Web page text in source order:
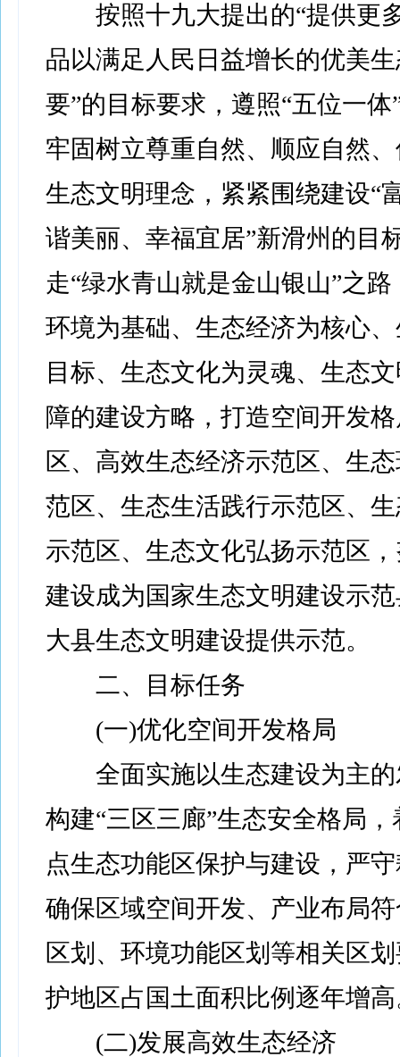
按照十九大提出的“提供更
品以满足人民日益增长的优美
要”的目标要求，遵照“五位一体
牢固树立尊重自然、顺应自然
生态文明理念，紧紧围绕建设“
谐美丽、幸福宜居”新滑州的目
走“绿水青山就是金山银山”之
环境为基础、生态经济为核心
目标、生态文化为灵魂、生态
障的建设方略，打造空间开发
区、高效生态经济示范区、生
范区、生态生活践行示范区、
示范区、生态文化弘扬示范区
建设成为国家生态文明建设示
大县生态文明建设提供示范。
二、目标任务
(一)优化空间开发格局
全面实施以生态建设为主的
构建“三区三廊”生态安全格局
点生态功能区保护与建设，严
确保区域空间开发、产业布局
区划、环境功能区划等相关区
护地区占国土面积比例逐年增
(二)发展高效生态经济